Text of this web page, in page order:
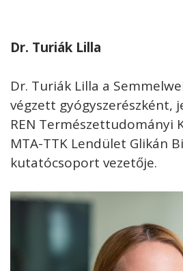
Dr. Turiák Lilla
Dr. Turiák Lilla a
végzett gyógyszerészként,
REN Természettudományi
MTA-TTK Lendület Glikán
kutatócsoport vezetője.